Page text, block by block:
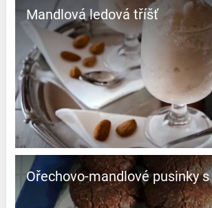
Mandlová ledová tříšť
Ořechovo-mandlové pusinky